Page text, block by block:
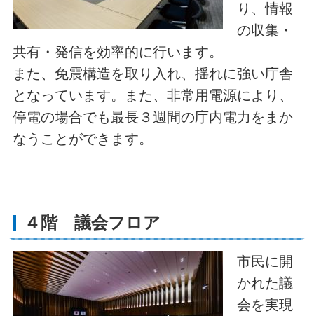
り、情報
の収集・
共有・発信を効率的に行います。
また、免震構造を取り入れ、揺れに強い庁舎
となっています。また、非常用電源により、
停電の場合でも最長３週間の庁内電力をまか
なうことができます。
４階 議会フロア
市民に開
かれた議
会を実現